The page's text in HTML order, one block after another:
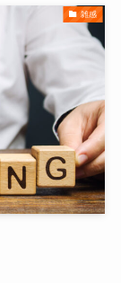
雑感